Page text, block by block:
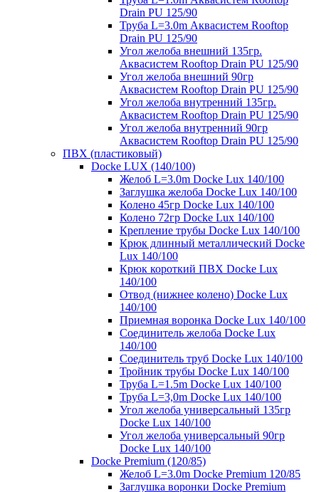
Drain PU 125/90
Труба L=3.0m Аквасистем Rooftop
Drain PU 125/90
Угол желоба внешний 135гр.
Аквасистем Rooftop Drain PU 125/90
Угол желоба внешний 90гр
Аквасистем Rooftop Drain PU 125/90
Угол желоба внутренний 135гр.
Аквасистем Rooftop Drain PU 125/90
Угол желоба внутренний 90гр
Аквасистем Rooftop Drain PU 125/90
ПВХ (пластиковый)
Docke LUX (140/100)
Желоб L=3.0m Docke Lux 140/100
Заглушка желоба Docke Lux 140/100
Колено 45гр Docke Lux 140/100
Колено 72гр Docke Lux 140/100
Крепление трубы Docke Lux 140/100
Крюк длинный металлический Docke
Lux 140/100
Крюк короткий ПВХ Docke Lux
140/100
Отвод (нижнее колено) Docke Lux
140/100
Приемная воронка Docke Lux 140/100
Соединитель желоба Docke Lux
140/100
Соединитель труб Docke Lux 140/100
Тройник трубы Docke Lux 140/100
Труба L=1.5m Docke Lux 140/100
Труба L=3,0m Docke Lux 140/100
Угол желоба универсальный 135гр
Docke Lux 140/100
Угол желоба универсальный 90гр
Docke Lux 140/100
Docke Premium (120/85)
Желоб L=3.0m Docke Premium 120/85
Заглушка воронки Docke Premium